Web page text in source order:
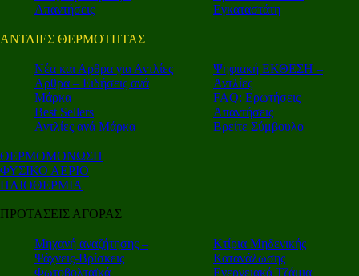
Απαντήσεις
Εγκαταστάτη
ΑΝΤΛΙΕΣ ΘΕΡΜΟΤΗΤΑΣ
Nέα και Αρθρα για Αντλίες
Αρθρα – Ειδήσεις ανά
Μάρκα
Best Sellers
Αντλίες ανά Μάρκα
Ψηφιακή ΕΚΘΕΣΗ –
Αντλίες
FAQ: Ερωτήσεις –
Απαντήσεις
Βρείτε Σύμβουλο
ΘΕΡΜΟΜΟΝΩΣΗ
ΦΥΣΙΚΟ ΑΕΡΙΟ
ΗΛΙΟΘΕΡΜΙΑ
ΠΡΟΤΑΣΕΙΣ ΑΓΟΡΑΣ
Μηχανή αναζήτησης –
Ψάχνεις-Βρίσκεις
Φωτοβολταϊκά
Κτίρια Μηδενικής
Κατανάλωσης
Ενεργειακά Τζάμια